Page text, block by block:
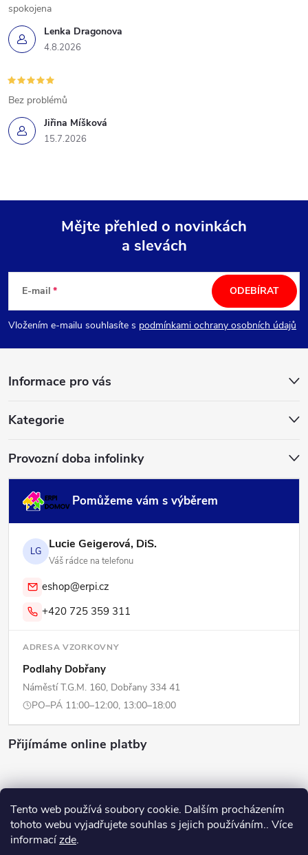
Tento web používá soubory cookie. Dalším procházením
tohoto webu vyjadřujete souhlas s jejich používáním.. Více
informacízde.
Lenka Dragonova
4.8.2026
spokojena
Jiřina Míšková
15.7.2026
Bez problémů
p
a
Mějte přehled o novinkách
a slevách
E-mail
Vložením e-mailu souhlasíte s podmínkami ochrany osobních údajů
ODEBÍRAT
Informace pro vás
Kategorie
Provozní doba infolinky
Pomůžeme vám s výběrem
LG Lucie Geigerová, DiS.
Váš rádce na telefonu
eshop@erpi.cz
+420 725 359 311
ADRESA VZORKOVNY
Podlahy Dobřany
Náměstí T.G.M. 160, Dobřany 334 41
PO–PÁ 11:00–12:00, 13:00–18:00
Přijímáme online platby
Copyright 2026ERPI - Domov. Všechna práva vyhrazena.Upravit